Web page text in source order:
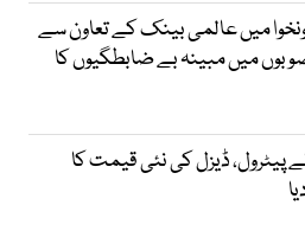
میں عالمی بینک کے تعاون سے
میں مبینہ بے ضابطگیوں کا
ڈیزل کی نئی قیمت کا